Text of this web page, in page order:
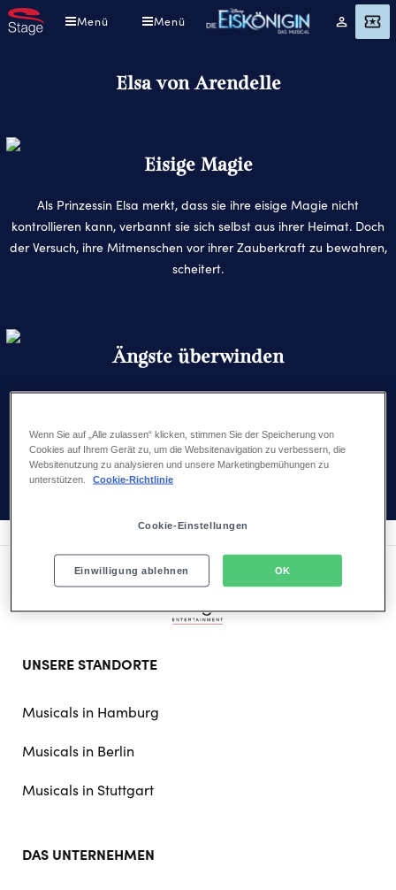
Direkt
zum
Menü Menü
Mein
Konto
Angebot
Elsa von Arendelle
Eisige Magie
Als Prinzessin Elsa merkt, dass sie ihre eisige Magie nicht
kontrollieren kann, verbannt sie sich selbst aus ihrer Heimat. Doch
der Versuch, ihre Mitmenschen vor ihrer Zauberkraft zu bewahren,
scheitert.
Ängste überwinden
Elsa bringt einen ewigen Winter über ihr Königreich und gerät am
ihrer Schwester Anna überwindet Elsa schließlich ihre Angst vor
ihren Kräften und lernt sich selbst so zu akzeptieren, wie sie ist.
UNSERE STANDORTE
Musicals in Hamburg
Musicals in Berlin
Musicals in Stuttgart
DAS UNTERNEHMEN
Wenn Sie auf „Alle zulassen“ klicken, stimmen Sie der Speicherung von
Cookies auf Ihrem Gerät zu, um die Websitenavigation zu verbessern, die
Websitenutzung zu analysieren und unsere Marketingbemühungen zu
unterstützen.
Cookie-Richtlinie
Cookie-Einstellungen
Einwilligung ablehnen OK